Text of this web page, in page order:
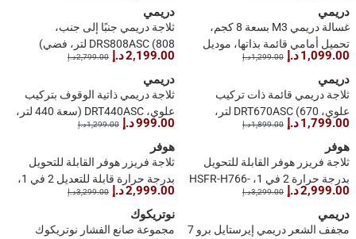
دريمي
غسالة دريمي M3 بسعة 8 كجم،
تحميل أمامي قائمة بذاتها، موديل
دورة في الدقيقة)
1,099.00 د.إ 1,299.00 د.إ
دريمي
ثلاجة دريمي جنبًا إلى جنب،
DRS808ASC (808 لتر، فضي)
2,199.00 د.إ 2,799.00 د.إ
دريمي
ثلاجة دريمي قائمة ذات تركيب
علوي، DRT670ASC (670 لتر،
فضي)
1,799.00 د.إ 1,899.00 د.إ
دريمي
ثلاجة دريمي ذاتية الوقوف بتركيب
علوي، DRT440ASC (سعة 440 لتر،
فضي)
999.00 د.إ 1,299.00 د.إ
هوفر
ثلاجة فريزر هوفر القابلة للتحويل
بدرجة حرارة 2 في 1، HSFR-H766-
SR (766 لتر، فضي)
2,999.00 د.إ 3,299.00 د.إ
هوفر
ثلاجة فريزر هوفر القابلة للتحويل
بدرجة حرارة قابلة للتعديل 2 في 1،
HSFR-H766-SL (766 لتر، فضي)
2,999.00 د.إ 3,299.00 د.إ
دريمي
مجفف الشعر دريمي إيرستايل برو 7
نوتريكوك
مجموعة صانع الفشار نوتريكوك